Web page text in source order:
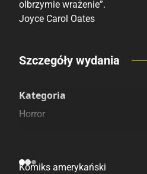
olbrzymie wrażenie”.
Joyce Carol Oates
Porównaj ceny
Szczegóły wydania
Kategoria
Horror
Komiks amerykański